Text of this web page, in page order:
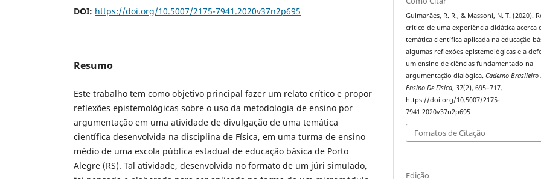
DOI: https://doi.org/10.5007/2175-7941.2020v37n2p695
Resumo
Este trabalho tem como objetivo principal fazer um relato crítico e propor
reflexões epistemológicas sobre o uso da metodologia de ensino por
argumentação em uma atividade de divulgação de uma temática
científica desenvolvida na disciplina de Física, em uma turma de ensino
médio de uma escola pública estadual de educação básica de Porto
Alegre (RS). Tal atividade, desenvolvida no formato de um júri simulado,
Guimarães, R. R., & Massoni, N. T. (2020).
crítico de uma experiência didática acerca
temática científica aplicada na educação
algumas reflexões epistemológicas e a
um ensino de ciências fundamentado na
argumentação dialógica.Caderno Brasileiro
Ensino De Física,37(2), 695–717.
https://doi.org/10.5007/2175-
7941.2020v37n2p695
Fomatos de Citação
Edição